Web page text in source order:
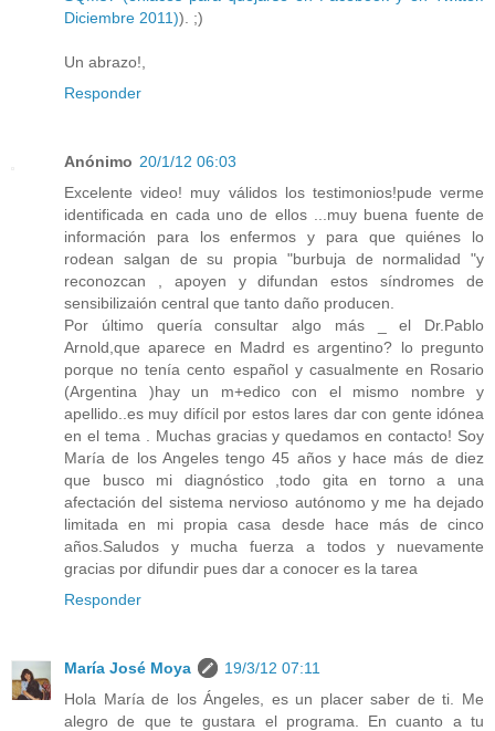
Diciembre 2011)). ;)
Un abrazo!,
Responder
Anónimo 20/1/12 06:03
Excelente video! muy válidos los testimonios!pude verme
identificada en cada uno de ellos ...muy buena fuente de
información para los enfermos y para que quiénes lo
rodean salgan de su propia "burbuja de normalidad "y
reconozcan , apoyen y difundan estos síndromes de
sensibilizaión central que tanto daño producen.
Por último quería consultar algo más _ el Dr.Pablo
Arnold,que aparece en Madrd es argentino? lo pregunto
porque no tenía cento español y casualmente en Rosario
(Argentina )hay un m+edico con el mismo nombre y
apellido..es muy difícil por estos lares dar con gente idónea
en el tema . Muchas gracias y quedamos en contacto! Soy
María de los Angeles tengo 45 años y hace más de diez
que busco mi diagnóstico ,todo gita en torno a una
afectación del sistema nervioso autónomo y me ha dejado
limitada en mi propia casa desde hace más de cinco
años.Saludos y mucha fuerza a todos y nuevamente
gracias por difundir pues dar a conocer es la tarea
Responder
María José Moya
19/3/12 07:11
Hola María de los Ángeles, es un placer saber de ti. Me
alegro de que te gustara el programa. En cuanto a tu